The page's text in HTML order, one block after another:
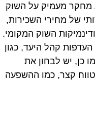
מחקר מעמיק על השוק
של מחירי השכירות,
השוק המקומי.
קהל היעד, כגון
כן, יש לבחון את
קצר, כמו ההשפעה